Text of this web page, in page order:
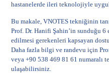
hastanelerde ileri teknolojiyle
Bu makale, VNOTES tekniğinin
Prof. Dr. Hanifi Şahin’in sunduğu
edilmesi gerekenleri kapsayan
Daha fazla bilgi ve randevu için
veya +90 538 469 81 61 numaralı
ulaşabilirsiniz.